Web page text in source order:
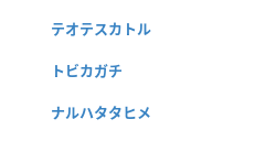
テオテスカトル
トビカガチ
ナルハタタヒメ